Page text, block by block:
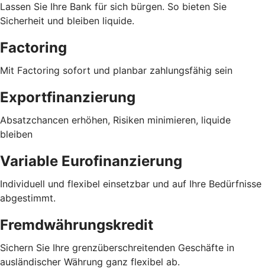
Lassen Sie Ihre Bank für sich bürgen. So bieten Sie
Sicherheit und bleiben liquide.
Factoring
Mit Factoring sofort und planbar zahlungsfähig sein
Exportfinanzierung
Absatzchancen erhöhen, Risiken minimieren, liquide
bleiben
Variable Eurofinanzierung
Individuell und flexibel einsetzbar und auf Ihre Bedürfnisse
abgestimmt.
Fremdwährungskredit
Sichern Sie Ihre grenzüberschreitenden Geschäfte in
ausländischer Währung ganz flexibel ab.